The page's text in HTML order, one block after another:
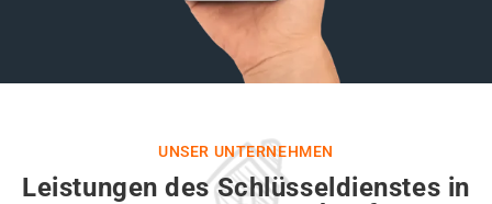
UNSER UNTERNEHMEN
Leistungen des Schlüsseldienstes in